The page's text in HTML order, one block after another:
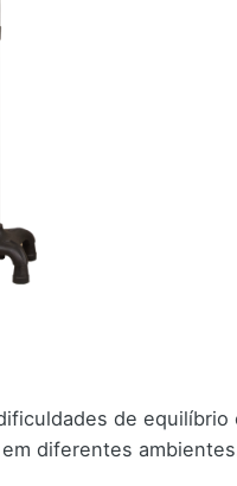
de
diferentes